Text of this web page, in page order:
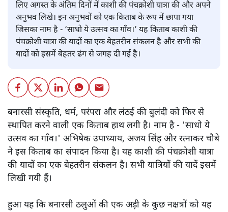
लिए अगस्त के अंतिम दिनों में काशी की पंचक्रोशी यात्रा की और अपने
अनुभव लिखे। इन अनुभवों को एक किताब के रूप में छापा गया
जिसका नाम है - ‘साधो ये उत्सव का गाँव।’ यह किताब काशी की
पंचक्रोशी यात्रा की यादों का एक बेहतरीन संकलन है और सभी की
यादों को इसमें बेहतर ढंग से जगह दी गई है।
बनारसी संस्कृति, धर्म, परंपरा और लंठई की बुलंदी को फिर से
स्थापित करने वाली एक किताब हाथ लगी है। नाम है - 'साधो ये
उत्सव का गाँव।' अभिषेक उपाध्याय, अजय सिंह और रत्नाकर चौबे
ने इस किताब का संपादन किया है। यह काशी की पंचक्रोशी यात्रा
की यादों का एक बेहतरीन संकलन है। सभी यात्रियों की यादें इसमें
लिखी गयी हैं।
हुआ यह कि बनारसी ठलुओं की एक अड़ी के कुछ नक्षत्रों को यह